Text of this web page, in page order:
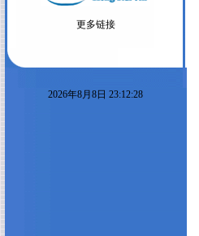
更多链接
2026年8月8日 23:12:28